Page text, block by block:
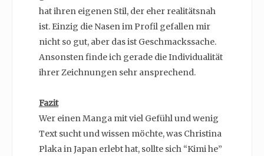
hat ihren eigenen Stil, der eher realitätsnah
ist. Einzig die Nasen im Profil gefallen mir
nicht so gut, aber das ist Geschmackssache.
Ansonsten finde ich gerade die Individualität
ihrer Zeichnungen sehr ansprechend.
Fazit
Wer einen Manga mit viel Gefühl und wenig
Text sucht und wissen möchte, was Christina
Plaka in Japan erlebt hat, sollte sich “Kimi he”